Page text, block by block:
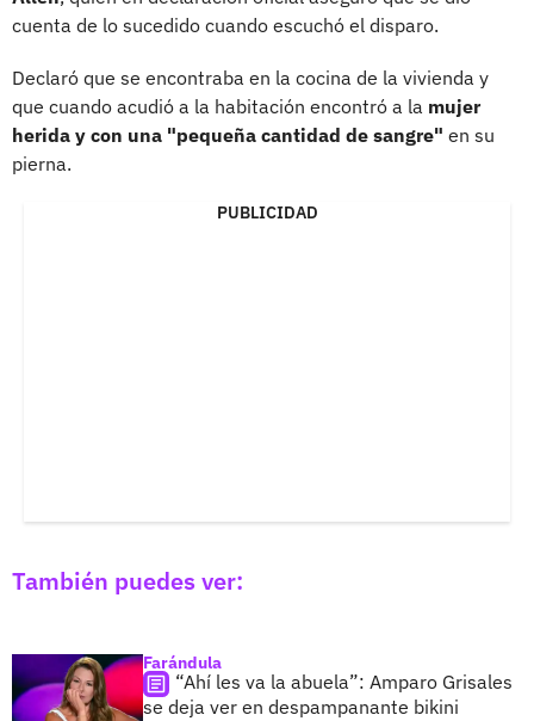
cuenta de lo sucedido cuando escuchó el disparo.
Declaró que se encontraba en la cocina de la vivienda y
que cuando acudió a la habitación encontró a la mujer
herida y con una "pequeña cantidad de sangre" en su
pierna.
PUBLICIDAD
También puedes ver:
Farándula
“Ahí les va la abuela”: Amparo Grisales
se deja ver en despampanante bikini